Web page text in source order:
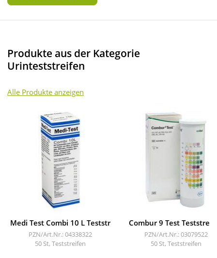
Produkte aus der Kategorie
Urinteststreifen
Alle Produkte anzeigen
Medi Test Combi 10 L Teststr
PZN/Art.Nr.: 04338322
50 St, Teststreifen
Combur 9 Test
PZN/Art.Nr.: 03079522
50 St, Teststreifen